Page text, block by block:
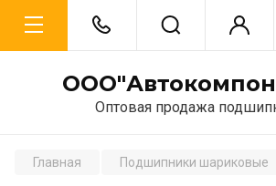
Оптовая продажа
Главная Подшипники шариковые